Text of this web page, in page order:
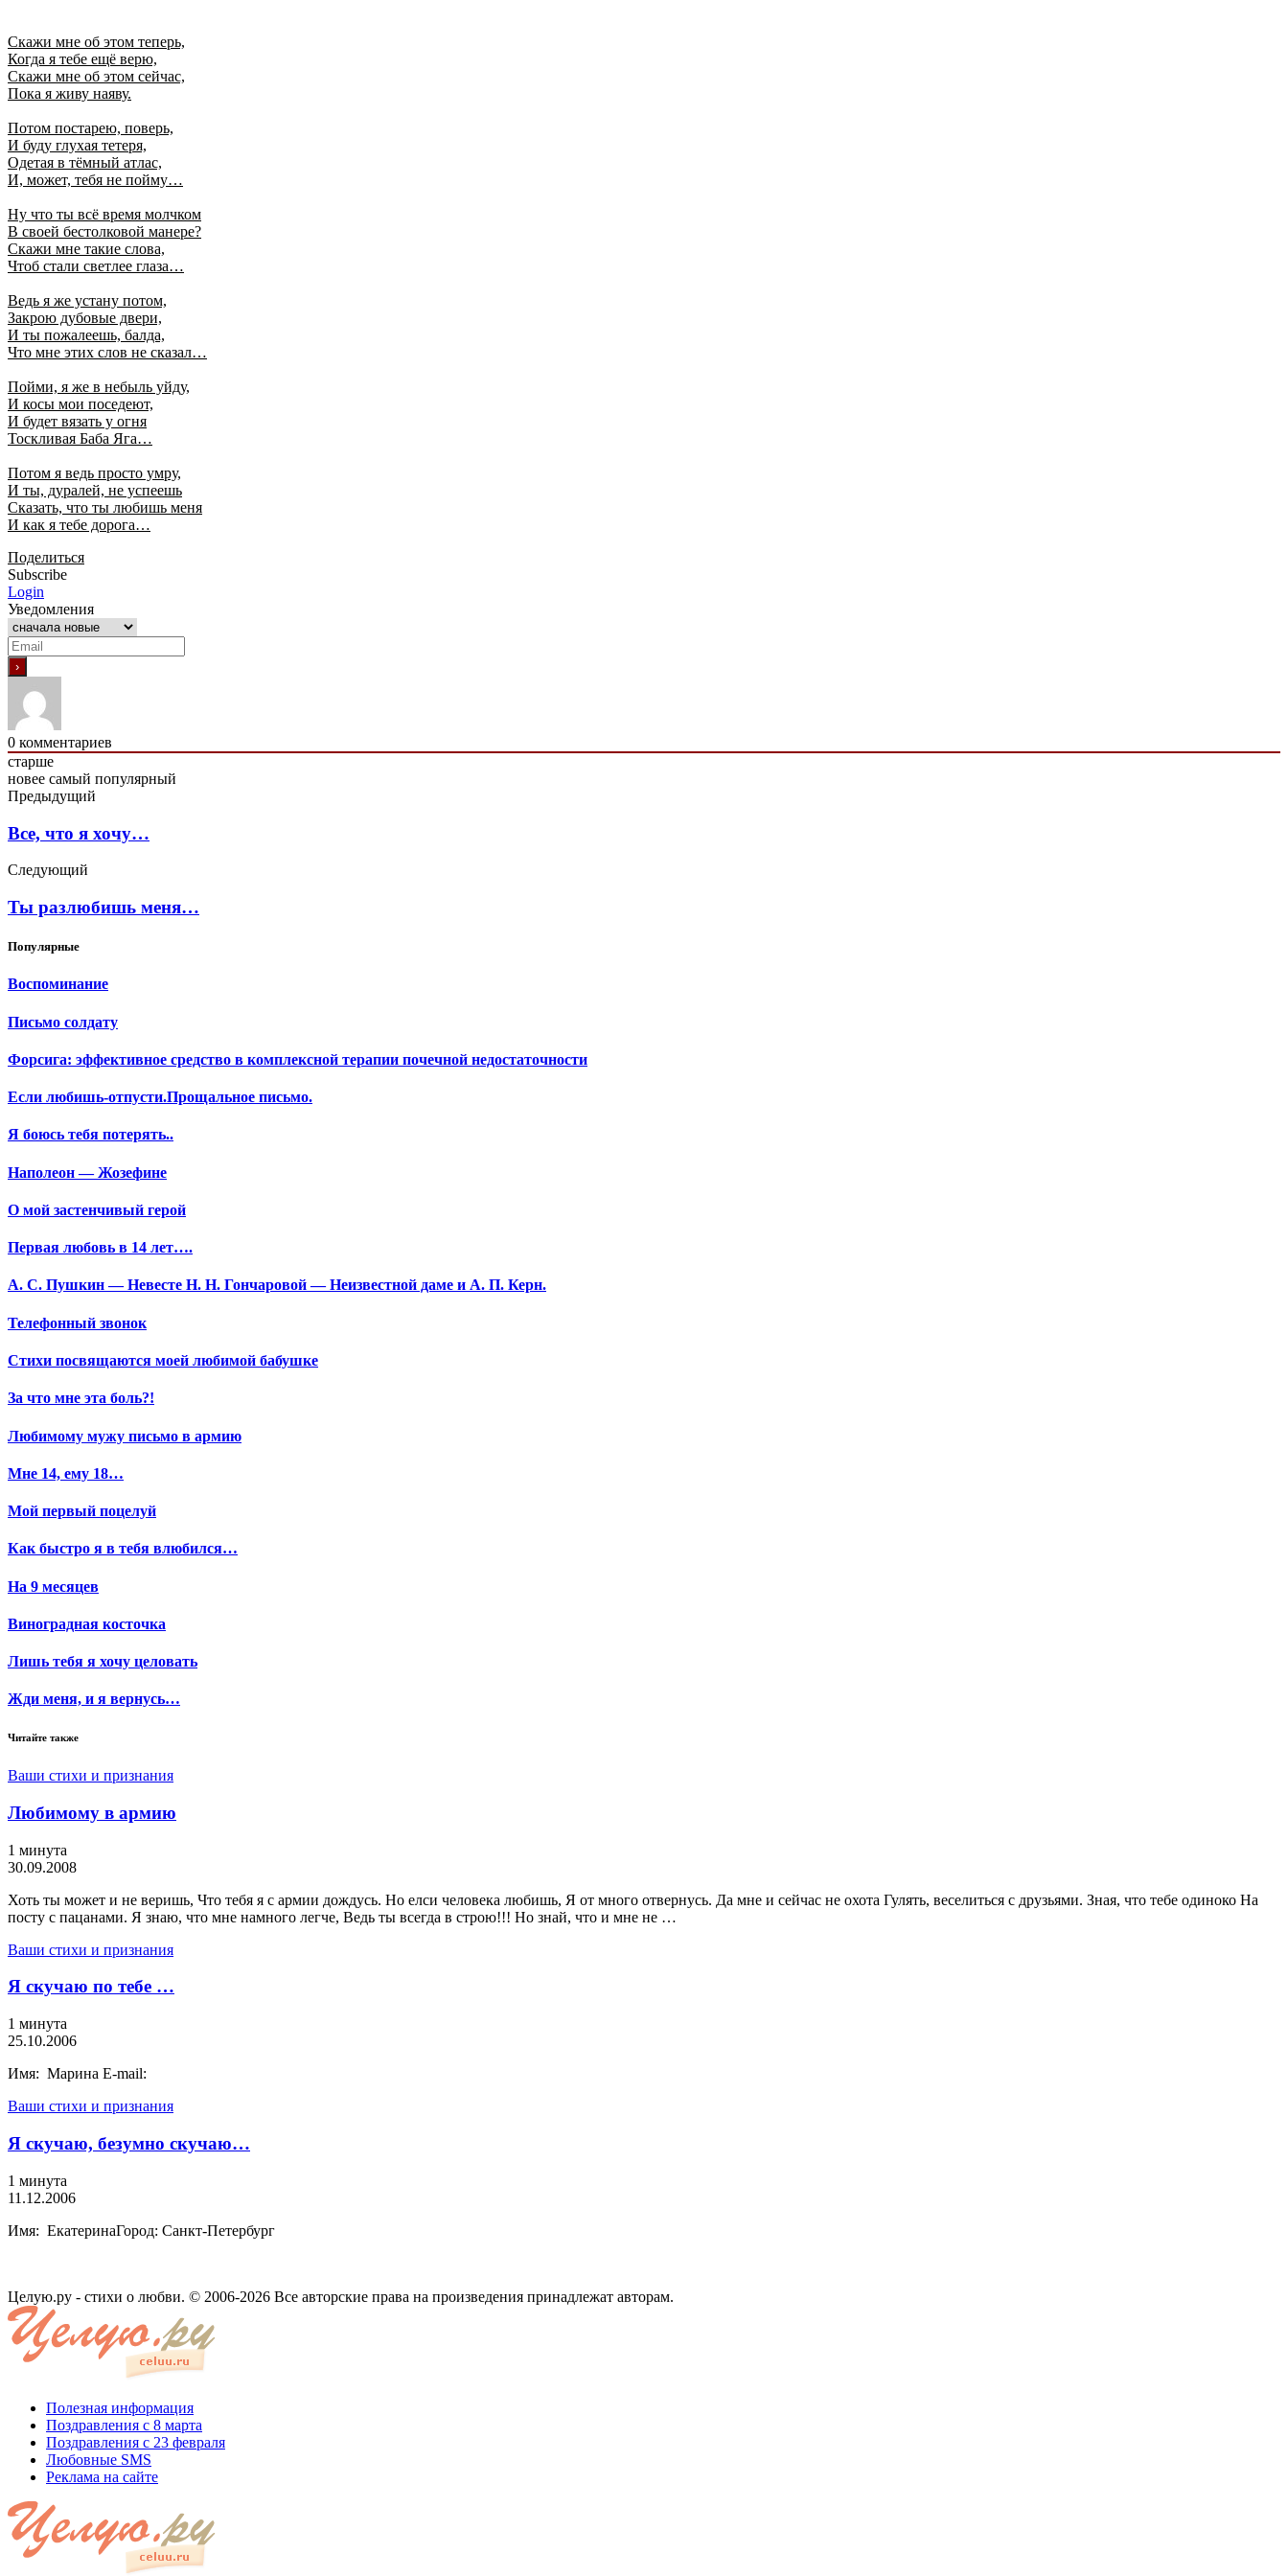
Скажи мне об этом теперь,
Когда я тебе ещё верю,
Скажи мне об этом сейчас,
Пока я живу наяву.
Потом постарею, поверь,
И буду глухая тетеря,
Одетая в тёмный атлас,
И, может, тебя не пойму…
Ну что ты всё время молчком
В своей бестолковой манере?
Скажи мне такие слова,
Чтоб стали светлее глаза…
Ведь я же устану потом,
Закрою дубовые двери,
И ты пожалеешь, балда,
Что мне этих слов не сказал…
Пойми, я же в небыль уйду,
И косы мои поседеют,
И будет вязать у огня
Тоскливая Баба Яга…
Потом я ведь просто умру,
И ты, дуралей, не успеешь
Сказать, что ты любишь меня
И как я тебе дорога…
Поделиться
Subscribe
Login
Уведомления
0 комментариев
старше
новее самый популярный
Предыдущий
Все, что я хочу…
Следующий
Ты разлюбишь меня…
Популярные
Воспоминание
Письмо солдату
Форсига: эффективное средство в комплексной терапии почечной недостаточности
Если любишь-отпусти.Прощальное письмо.
Я боюсь тебя потерять..
Наполеон — Жозефине
О мой застенчивый герой
Первая любовь в 14 лет….
А. С. Пушкин — Невесте Н. Н. Гончаровой — Неизвестной даме и А. П. Керн.
Телефонный звонок
Стихи посвящаются моей любимой бабушке
За что мне эта боль?!
Любимому мужу письмо в армию
Мне 14, ему 18…
Мой первый поцелуй
Как быстро я в тебя влюбился…
На 9 месяцев
Виноградная косточка
Лишь тебя я хочу целовать
Жди меня, и я вернусь…
Читайте также
Ваши стихи и признания
Любимому в армию
1 минута
30.09.2008
Хоть ты может и не веришь, Что тебя я с армии дождусь. Но елси человека любишь, Я от много отвернусь. Да мне и сейчас не охота Гулять, веселиться с друзьями. Зная, что тебе одиноко На
посту с пацанами. Я знаю, что мне намного легче, Ведь ты всегда в строю!!! Но знай, что и мне не …
Ваши стихи и признания
Я скучаю по тебе …
1 минута
25.10.2006
Имя: Марина E-mail:
Ваши стихи и признания
Я скучаю, безумно скучаю…
1 минута
11.12.2006
Имя: ЕкатеринаГород: Санкт-Петербург
Целую.ру - стихи о любви. © 2006-2026 Все авторские права на произведения принадлежат авторам.
Полезная информация
Поздравления с 8 марта
Поздравления с 23 февраля
Любовные SMS
Реклама на сайте